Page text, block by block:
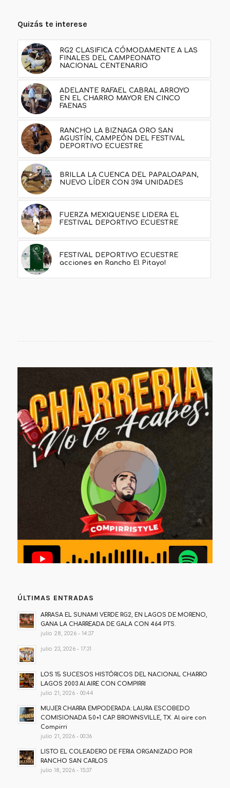
Quizás te interese
RG2 CLASIFICA CÓMODAMENTE A LAS
FINALES DEL CAMPEONATO
NACIONAL CENTENARIO
ADELANTE RAFAEL CABRAL ARROYO
EN EL CHARRO MAYOR EN CINCO
FAENAS
RANCHO LA BIZNAGA ORO SAN
AGUSTÍN, CAMPEÓN DEL FESTIVAL
DEPORTIVO ECUESTRE
BRILLA LA CUENCA DEL PAPALOAPAN,
NUEVO LÍDER CON 394 UNIDADES
FUERZA MEXIQUENSE LIDERA EL
FESTIVAL DEPORTIVO ECUESTRE
FESTIVAL DEPORTIVO ECUESTRE
acciones en Rancho El Pitayo!
ÚLTIMAS ENTRADAS
ARRASA EL SUNAMI VERDE RG2, EN LAGOS DE MORENO,
GANA LA CHARREADA DE GALA CON 464 PTS.
julio 28, 2026 - 14:37
julio 23, 2026 - 17:31
LOS 15 SUCESOS HISTÓRICOS DEL NACIONAL CHARRO
LAGOS 2003 Al AIRE CON COMPIRRI
julio 21, 2026 - 00:44
MUJER CHARRA EMPODERADA: LAURA ESCOBEDO
COMISIONADA 50+1 CAP. BROWNSVILLE, TX. Al aire con
Compirri
julio 21, 2026 - 00:36
LISTO EL COLEADERO DE FERIA ORGANIZADO POR
RANCHO SAN CARLOS
julio 18, 2026 - 15:37